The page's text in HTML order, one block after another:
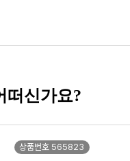
떠신가요?
상품번호 565823